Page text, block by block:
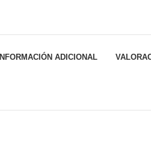
INFORMACIÓN ADICIONAL